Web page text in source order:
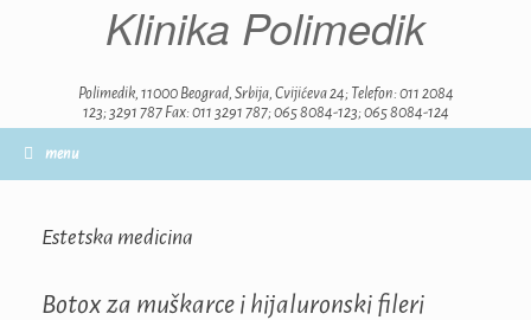
Klinika Polimedik
Polimedik, 11000 Beograd, Srbija, Cvijićeva 24; Telefon: 011 2084
123; 3291 787 Fax: 011 3291 787; 065 8084-123; 065 8084-124
menu
Estetska medicina
Botox za muškarce i hijaluronski fileri